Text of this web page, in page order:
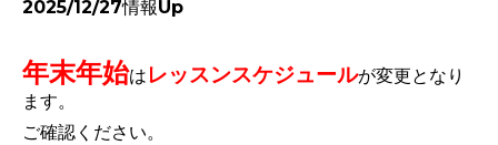
2025/12/27情報Up
年末年始はレッスンスケジュールが変更となり
ます。
ご確認ください。